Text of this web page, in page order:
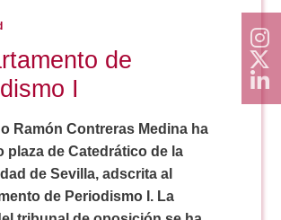
de
I
Ramón Contreras Medina ha
plaza de Catedrático de la
de Sevilla, adscrita al
de Periodismo I. La